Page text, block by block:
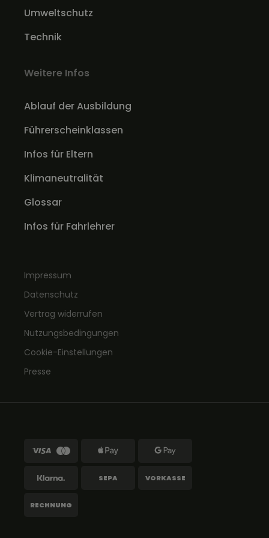
Umweltschutz
Technik
Weitere Infos
Ablauf der Ausbildung
Führerscheinklassen
Infos für Eltern
Klimaneutralität
Glossar
Infos für Fahrlehrer
Impressum
Datenschutz
Vertrag widerrufen
Nutzungsbedingungen
Cookie-Einstellungen
Presse
SEPA VORKASSE
RECHNUNG